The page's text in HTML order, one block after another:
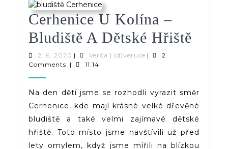
Cerhenice U Kolína –
Bludiště A Dětské Hřiště
–
A
2. 6. 2020 2.
6.
| Verča | (d)veruceVerča
|
2
Comments | 11:14
Na den dětí jsme se rozhodli vyrazit směr
Cerhenice, kde mají krásné velké dřevěné
bludiště a také velmi zajímavé dětské
hřiště. Toto místo jsme navštívili už před
lety omylem, když jsme mířili na blízkou